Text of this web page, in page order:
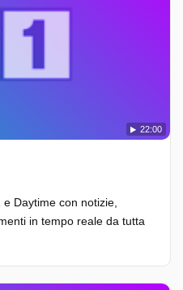
22:00
Daytime con notizie,
in tempo reale da tutta